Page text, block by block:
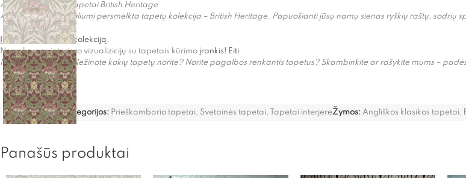
Angliškos klasikos Tapetai British Heritage
Angliškos klasikos stiliumi persmelkta tapetų kolekcija – British Heritage. Papuošianti jūsų namų sienas ryškių raštų, sodrių
Į „Bristish Heritage” kolekciją.
Nemokamas interjero vizualizicijų su tapetais kūrimo įrankis! Eiti
Netiko šie tapetai? Nežinote kokių tapetų norite? Norite pagalbos renkantis tapetus? Skambinkite ar rašykite mums –
Kategorijos: Prieškambario tapetai, Svetainės tapetai, Tapetai interjereŽymos: Angliškos klasikos tapetai,
Panašūs produktai